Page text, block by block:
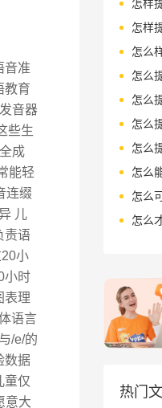
音准
教育
音器
些生
成
能轻
连缀
儿
责语
小
小时
表理
语言
/e/的
数据
童仅
意大
怎样
怎样
怎么
怎么
怎么
怎么
怎么
怎么
怎么
怎么
热门